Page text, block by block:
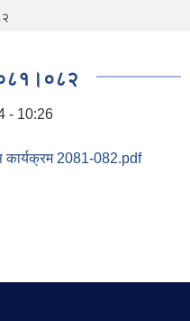
- 10:26
कार्यक्रम 2081-082.pdf